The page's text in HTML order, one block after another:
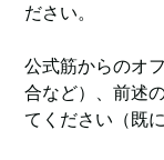
ださい。
公式筋からのオ
合など）、前述
てください（既